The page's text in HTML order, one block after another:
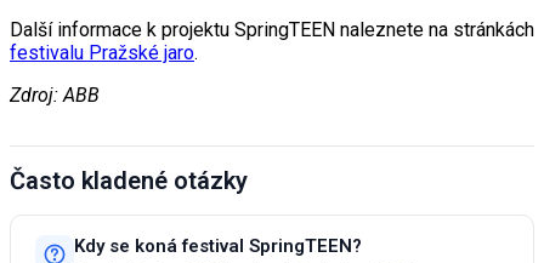
Další informace k projektu SpringTEEN naleznete na stránkách
festivalu Pražské jaro.
Zdroj: ABB
Často kladené otázky
Kdy se koná festival SpringTEEN?